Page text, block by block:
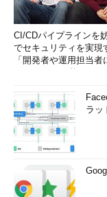
システム ファー
ートしていません
…（以下省略）…
休止状態が利用でき
有効にされていませ
態を有効にすればよ
プロンプトを開き、「
/hibernate on」）を
C:\> powercfg /h on
CI/CDパイプラインを
でセキュリティを実現
「開発者や運用担当者
ラッ